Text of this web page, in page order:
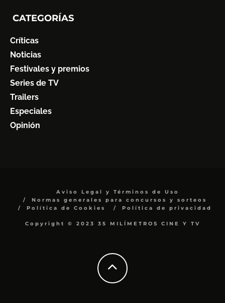
CATEGORÍAS
Críticas
Noticias
Festivales y premios
Series de TV
Trailers
Especiales
Opinión
Aviso Legal y Términos de Uso
Normas generales para concursos y sorteos
Política de Cookies
Política de privacidad
Copyright © 2023 35 MILÍMETROS CINE Y TV